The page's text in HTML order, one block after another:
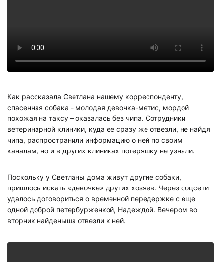
Как рассказала Светлана нашему корреспонденту,
спасенная собака - молодая девочка-метис, мордой
похожая на таксу – оказалась без чипа. Сотрудники
ветеринарной клиники, куда ее сразу же отвезли, не найдя
чипа, распространили информацию о ней по своим
каналам, но и в других клиниках потеряшку не узнали.
Поскольку у Светланы дома живут другие собаки,
пришлось искать «девочке» других хозяев. Через соцсети
удалось договориться о временной передержке с еще
одной доброй петербурженкой, Надеждой. Вечером во
вторник найденыша отвезли к ней.